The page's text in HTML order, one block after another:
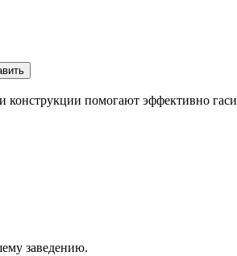
помогают эффективно
заведению.